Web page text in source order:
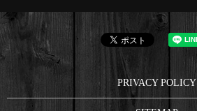
PRIVACY POLICY